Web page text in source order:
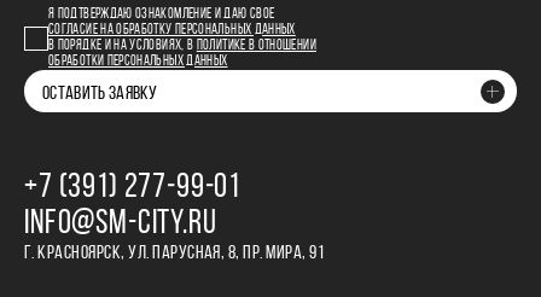
Я ПОДТВЕРЖДАЮ ОЗНАКОМЛЕНИЕ И ДАЮ СВОЕ
СОГЛАСИЕ НА ОБРАБОТКУ ПЕРСОНАЛЬНЫХ ДАННЫХ
В ПОРЯДКЕ И НА УСЛОВИЯХ, В
ПОЛИТИКЕ В ОТНОШЕНИИ
ОБРАБОТКИ ПЕРСОНАЛЬНЫХ ДАННЫХ
ОСТАВИТЬ ЗАЯВКУ
+7 (391) 277‒99‒01
INFO@SM-CITY.RU
Г. КРАСНОЯРСК, УЛ. ПАРУСНАЯ, 8, ПР. МИРА, 91